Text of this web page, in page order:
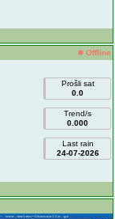
Offline
Prošli sat
0.0
Trend/s
0.000
Last rain
24-07-2026